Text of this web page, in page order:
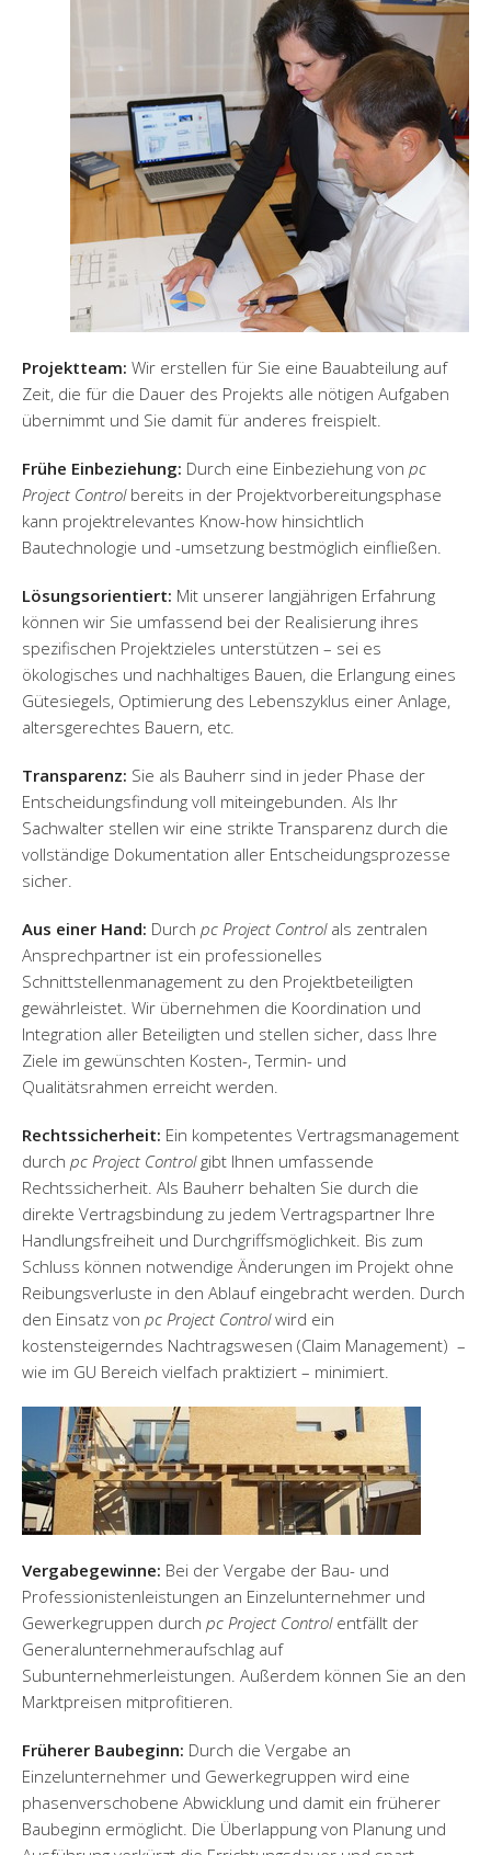
Projektteam: Wir erstellen für Sie eine Bauabteilung auf
Zeit, die für die Dauer des Projekts alle nötigen Aufgaben
übernimmt und Sie damit für anderes freispielt.
Frühe Einbeziehung: Durch eine Einbeziehung von pc
Project Controlbereits in der Projektvorbereitungsphase
kann projektrelevantes Know-how hinsichtlich
Bautechnologie und -umsetzung bestmöglich einfließen.
Lösungsorientiert: Mit unserer langjährigen Erfahrung
können wir Sie umfassend bei der Realisierung ihres
spezifischen Projektzieles unterstützen – sei es
ökologisches und nachhaltiges Bauen, die Erlangung eines
Gütesiegels, Optimierung des Lebenszyklus einer Anlage,
altersgerechtes Bauern, etc.
Transparenz: Sie als Bauherr sind in jeder Phase der
Entscheidungsfindung voll miteingebunden. Als Ihr
Sachwalter stellen wir eine strikte Transparenz durch die
vollständige Dokumentation aller Entscheidungsprozesse
sicher.
Aus einer Hand: Durch pc Project Controlals zentralen
Ansprechpartner ist ein professionelles
Schnittstellenmanagement zu den Projektbeteiligten
gewährleistet. Wir übernehmen die Koordination und
Integration aller Beteiligten und stellen sicher, dass Ihre
Ziele im gewünschten Kosten-, Termin- und
Qualitätsrahmen erreicht werden.
Rechtssicherheit: Ein kompetentes Vertragsmanagement
durch pc Project Controlgibt Ihnen umfassende
Rechtssicherheit. Als Bauherr behalten Sie durch die
direkte Vertragsbindung zu jedem Vertragspartner Ihre
Handlungsfreiheit und Durchgriffsmöglichkeit. Bis zum
Schluss können notwendige Änderungen im Projekt ohne
Reibungsverluste in den Ablauf eingebracht werden. Durch
den Einsatz von pc Project Controlwird ein
kostensteigerndes Nachtragswesen (Claim Management) –
wie im GU Bereich vielfach praktiziert – minimiert.
Vergabegewinne: Bei der Vergabe der Bau- und
Professionistenleistungen an Einzelunternehmer und
Gewerkegruppen durch pc Project Controlentfällt der
Generalunternehmeraufschlag auf
Subunternehmerleistungen. Außerdem können Sie an den
Marktpreisen mitprofitieren.
Früherer Baubeginn: Durch die Vergabe an
Einzelunternehmer und Gewerkegruppen wird eine
phasenverschobene Abwicklung und damit ein früherer
Baubeginn ermöglicht. Die Überlappung von Planung und